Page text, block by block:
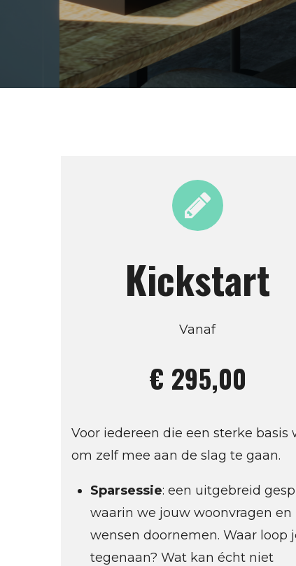
Kickstart
Vanaf
€ 295,00
Voor iedereen die een sterke basis
om zelf mee aan de slag te gaan.
Sparsessie: een uitgebreid
waarin we jouw woonvragen en
wensen doornemen. Waar loop
tegenaan? Wat kan écht niet